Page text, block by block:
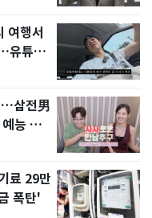
여행서
유튜브
삼전男
능 화
료 29만
폭탄'